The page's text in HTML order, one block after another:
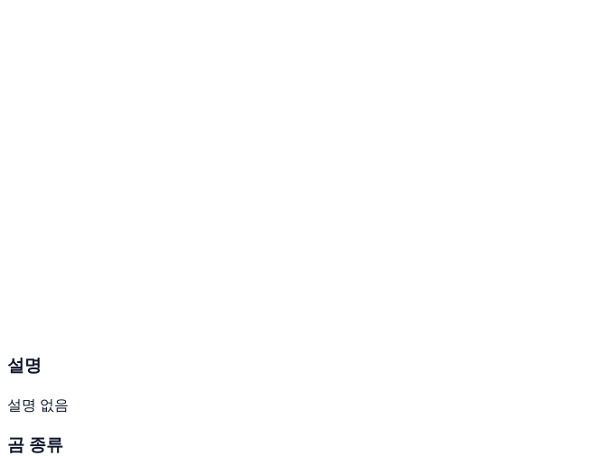
설명
설명 없음
곰 종류